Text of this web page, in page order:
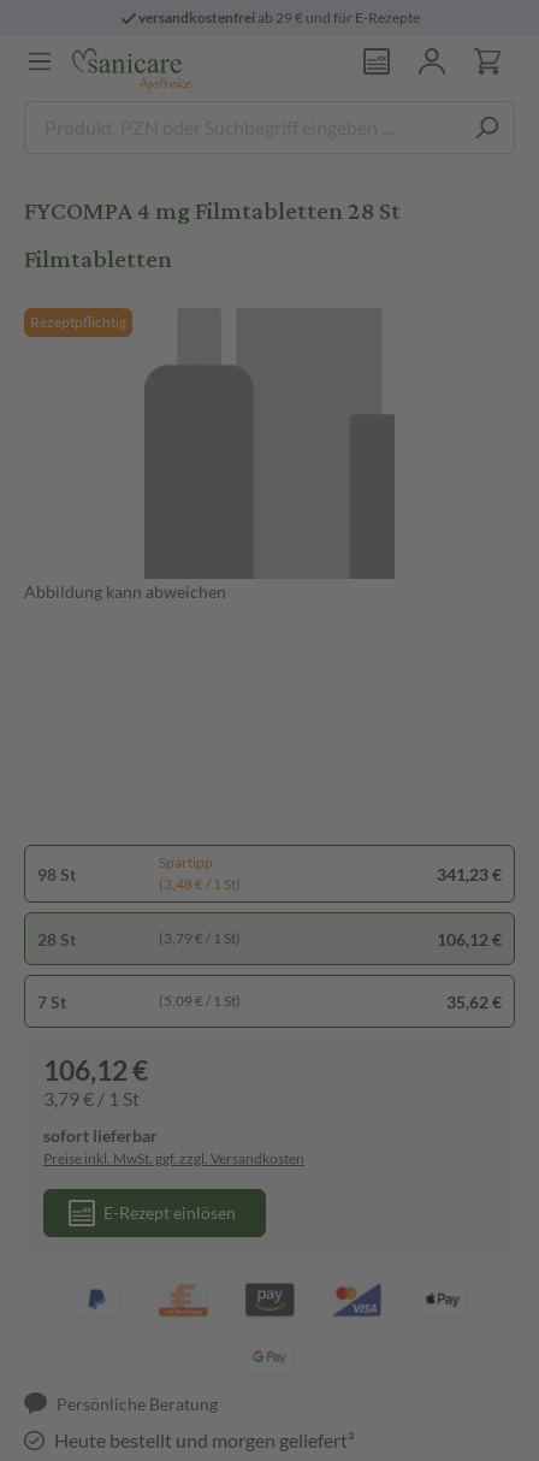
versandkostenfreiab 29 € und für E-Rezepte
FYCOMPA 4 mg Filmtabletten 28 St
Filmtabletten
Rezeptpflichtig
Abbildung kann abweichen
98 St
Spartipp
(3,48 € / 1 St)
341,23 €
28 St (3,79 € / 1 St) 106,12 €
7 St (5,09 € / 1 St) 35,62 €
106,12 €
3,79 € / 1 St
sofort lieferbar
Preise inkl. MwSt. ggf. zzgl. Versandkosten
E-Rezept einlösen
Persönliche Beratung
Heute bestellt und morgen geliefert³